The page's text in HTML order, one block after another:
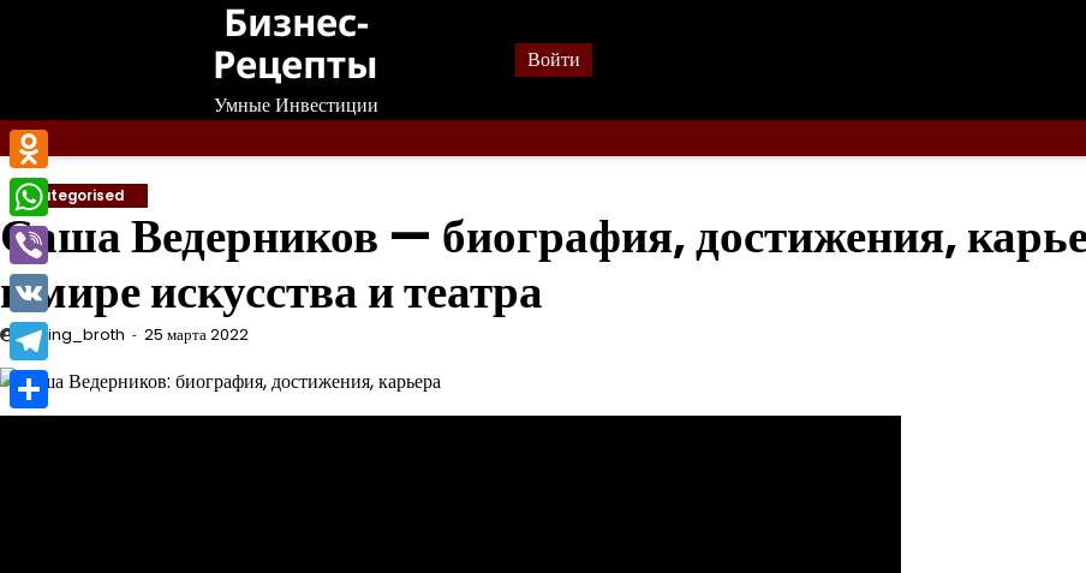
Бизнес-
Рецепты
Умные Инвестиции
Войти
Uncategorised
Саша Ведерников — биография, достижения,
в мире искусства и театра
mining_broth 25 марта 2022
Odnoklassniki
WhatsApp
Viber
VK
Telegram